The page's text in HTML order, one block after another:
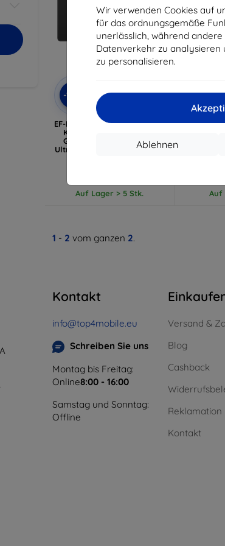
Wir verwenden Cookies auf
für das ordnungsgemäße
unerlässlich, während andere
Datenverkehr zu analysieren
zu personalisieren.
Ablehnen
-10%
mit
Gutschein
EXTRA10
EF-DX920UBE Samsung Book
Keyboard Slim Case für
Galaxy Tab S9 Ultra/S10
Ultra, Schwarz (57983123215)
Auf Lager > 5 Stk.
-10%
TECH-
Ultra /
Auf
1 - 2 vom ganzen 2.
Kontakt
info@top4mobile.eu
Schreiben Sie uns
Montag bis Freitag:
Online8:00 - 16:00
Samstag und Sonntag:
Offline
Versand &
Blog
Cashback
Reklamation
Kontakt